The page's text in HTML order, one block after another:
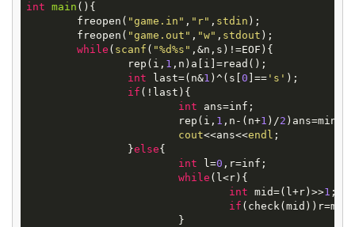
int main () {
	freopen(
"game.in" , "r" , stdin );
	freopen(
"game.out" , "w" , stdout );
while ( scanf ( "%d%s" ,&n,s)!=EOF){
		rep(i,
1 ,n)a[i]=read();
int last=(n&1 )^(s[0 ]=='s' );
if (!last){
int ans=inf;
			rep(i,
1 ,n-(n+1 )/2
cout<<ans<<endl ;
		}
else{
int l=0 ,r=inf;
while (l<r){
int mid=(l+r)>>1 ;
if (check(mid))r=mid;